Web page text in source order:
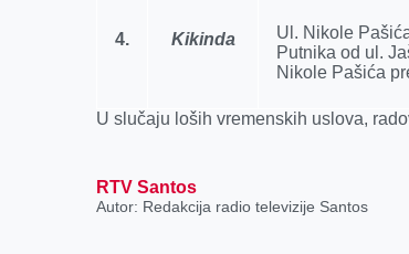
4. Kikinda
Ul. Nikole
Putnika od ul.
Nikole Pašića
U slučaju loših vremenskih uslova,
RTV Santos
Autor: Redakcija radio televizije Santos